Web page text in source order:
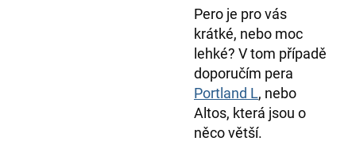
Pero je pro vás
krátké, nebo moc
lehké? V tom případě
doporučím pera
Portland L, nebo
Altos, která jsou o
něco větší.